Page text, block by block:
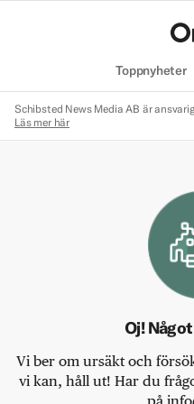
Toppnyheter
Schibsted News Media AB är
Läs mer här
Oj!
Vi ber om ursäkt och
vi kan, håll ut! Har du